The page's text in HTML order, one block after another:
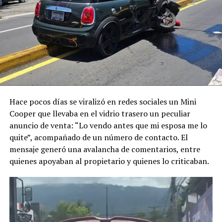
García Hernández
chocó contra un
motociclista que
trabajaba como
repartidor y que falleció
impacto.
Luego del…
pic.twitter.com/UxiVvtMJIG
— PNC El Salvador
(@PNCSV)
August 8,
Hace pocos días se viralizó en redes sociales un Mini
Cooper que llevaba en el vidrio trasero un peculiar
anuncio de venta: “Lo vendo antes que mi esposa me lo
quite”, acompañado de un número de contacto. El
mensaje generó una avalancha de comentarios, entre
quienes apoyaban al propietario y quienes lo criticaban.